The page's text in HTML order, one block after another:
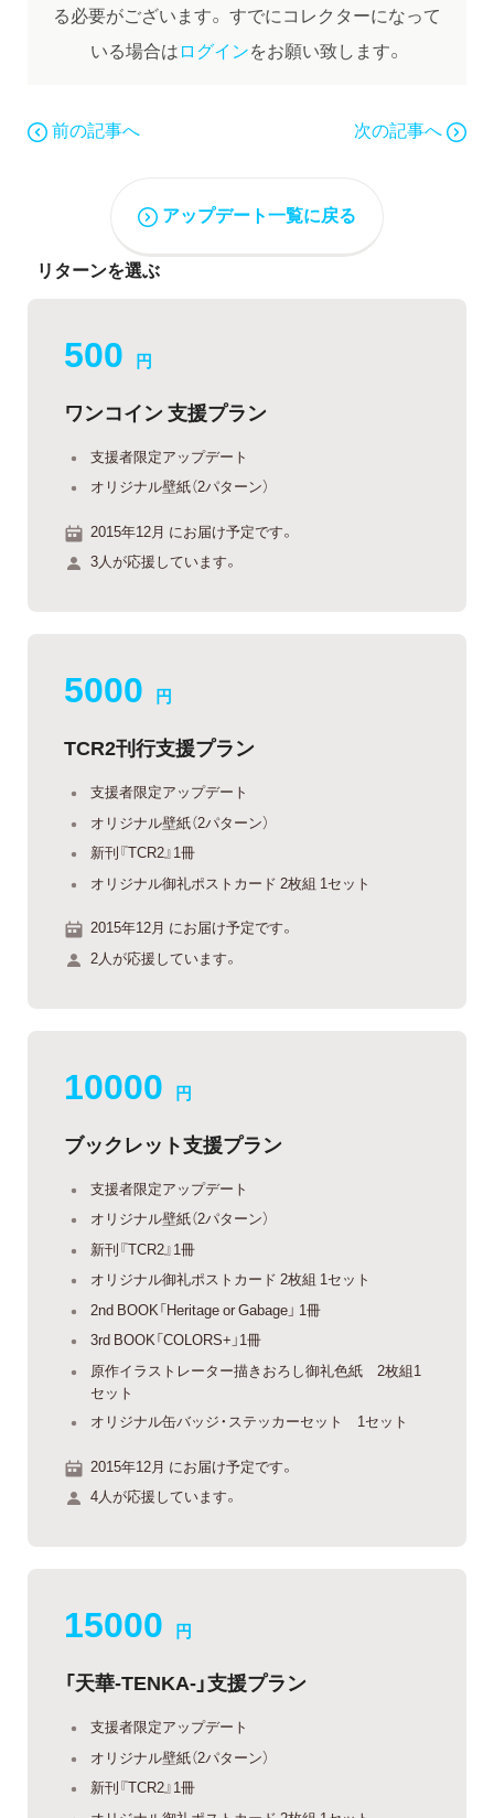
る必要がございます。 すでにコレクターになって
いる場合はログインをお願い致します。
前の記事へ 次の記事へ
アップデート一覧に戻る
リターンを選ぶ
500 円
ワンコイン 支援プラン
支援者限定アップデート
オリジナル壁紙（2パターン）
2015年12月 にお届け予定です。
3人が応援しています。
5000 円
TCR2刊行支援プラン
支援者限定アップデート
オリジナル壁紙（2パターン）
新刊『TCR2』1冊
オリジナル御礼ポストカード 2枚組 1セット
2015年12月 にお届け予定です。
2人が応援しています。
10000 円
ブックレット支援プラン
支援者限定アップデート
オリジナル壁紙（2パターン）
新刊『TCR2』1冊
オリジナル御礼ポストカード 2枚組 1セット
2nd BOOK「Heritage or Gabage」 1冊
3rd BOOK「COLORS+」1冊
原作イラストレーター描きおろし御礼色紙 2枚組1
セット
オリジナル缶バッジ・ステッカーセット 1セット
2015年12月 にお届け予定です。
4人が応援しています。
15000 円
「天華-TENKA-」支援プラン
支援者限定アップデート
オリジナル壁紙（2パターン）
新刊『TCR2』1冊